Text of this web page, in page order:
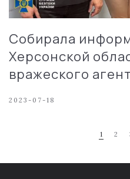
Собирала
Херсонской
вражеского
2023-07-18
1 2